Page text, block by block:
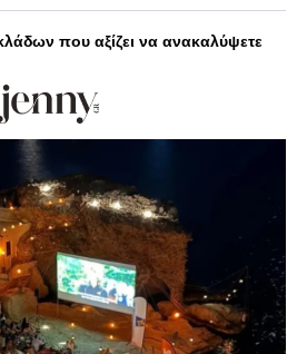
που αξίζει να ανακαλύψετε